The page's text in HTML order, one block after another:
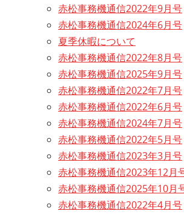
赤松事務機通信2022年9月号
赤松事務機通信2024年6月号
夏季休暇について
赤松事務機通信2022年8月号
赤松事務機通信2025年9月号
赤松事務機通信2022年7月号
赤松事務機通信2022年6月号
赤松事務機通信2024年7月号
赤松事務機通信2022年5月号
赤松事務機通信2023年3月号
赤松事務機通信2023年12月
赤松事務機通信2025年10月
赤松事務機通信2022年4月号